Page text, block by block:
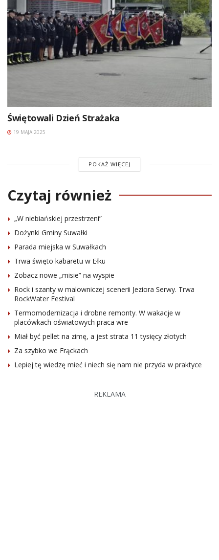
Świętowali Dzień Strażaka
19 MAJA 2025
POKAŻ WIĘCEJ
Czytaj również
„W niebiańskiej przestrzeni”
Dożynki Gminy Suwałki
Parada miejska w Suwałkach
Trwa święto kabaretu w Ełku
Zobacz nowe „misie” na wyspie
Rock i szanty w malowniczej scenerii Jeziora Serwy. Trwa
RockWater Festival
Termomodernizacja i drobne remonty. W wakacje w
placówkach oświatowych praca wre
Miał być pellet na zimę, a jest strata 11 tysięcy złotych
Za szybko we Frąckach
Lepiej tę wiedzę mieć i niech się nam nie przyda w praktyce
REKLAMA